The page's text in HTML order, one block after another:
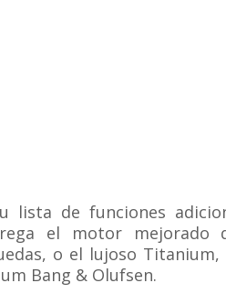
lista de funciones
el motor mejorado
o el lujoso
Bang & Olufsen.